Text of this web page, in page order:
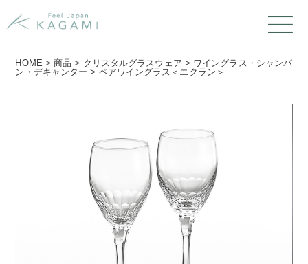
HOME >商品 > クリスタルグラスウェア > ワイングラス・シャンパ
ン・デキャンター > ペアワイングラス＜エクラン＞